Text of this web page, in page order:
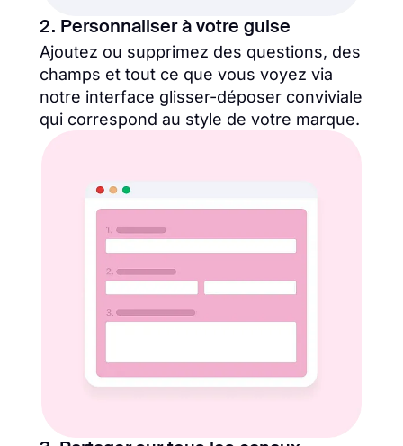
2. Personnaliser à votre guise
Ajoutez ou supprimez des questions, des
champs et tout ce que vous voyez via
notre interface glisser-déposer conviviale
qui correspond au style de votre marque.